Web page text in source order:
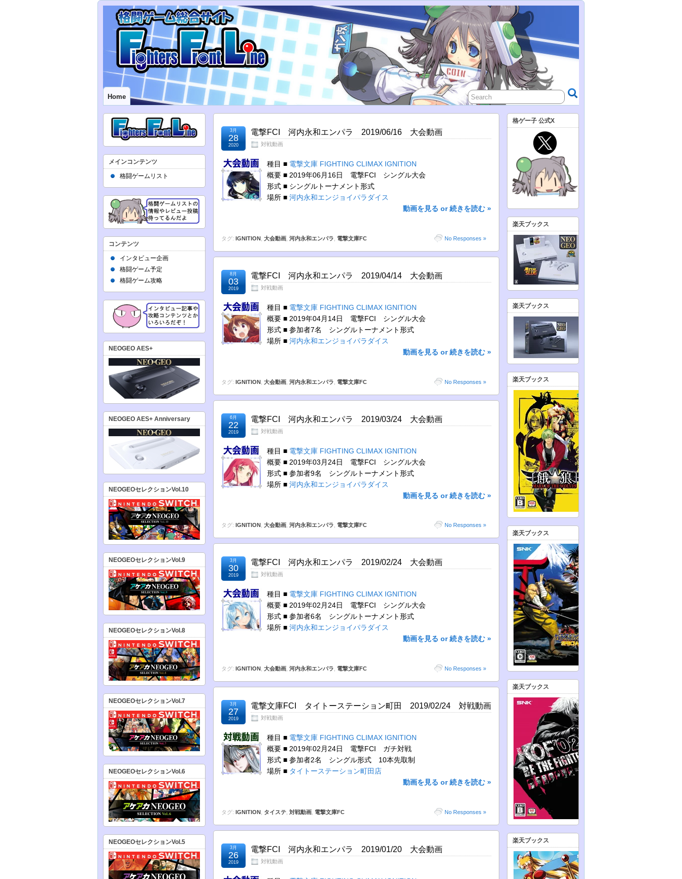
Home
電撃FCI 河内永和エンパラ 2019/06/16 大会動画
対戦動画
3月
28
2020
種目 ■ 電撃文庫 FIGHTING CLIMAX IGNITION
概要 ■ 2019年06月16日 電撃FCI シングル大会
形式 ■ シングルトーナメント形式
場所 ■ 河内永和エンジョイパラダイス
動画を見る or 続きを読む »
No Responses »
タグ: IGNITION 大会動画 河内永和エンパラ 電撃文庫FC
電撃FCI 河内永和エンパラ 2019/04/14 大会動画
対戦動画
8月
03
2019
種目 ■ 電撃文庫 FIGHTING CLIMAX IGNITION
概要 ■ 2019年04月14日 電撃FCI シングル大会
形式 ■ 参加者7名 シングルトーナメント形式
場所 ■ 河内永和エンジョイパラダイス
動画を見る or 続きを読む »
No Responses »
タグ: IGNITION 大会動画 河内永和エンパラ 電撃文庫FC
電撃FCI 河内永和エンパラ 2019/03/24 大会動画
対戦動画
6月
22
2019
種目 ■ 電撃文庫 FIGHTING CLIMAX IGNITION
概要 ■ 2019年03月24日 電撃FCI シングル大会
形式 ■ 参加者9名 シングルトーナメント形式
場所 ■ 河内永和エンジョイパラダイス
動画を見る or 続きを読む »
No Responses »
タグ: IGNITION 大会動画 河内永和エンパラ 電撃文庫FC
電撃FCI 河内永和エンパラ 2019/02/24 大会動画
対戦動画
3月
30
2019
種目 ■ 電撃文庫 FIGHTING CLIMAX IGNITION
概要 ■ 2019年02月24日 電撃FCI シングル大会
形式 ■ 参加者6名 シングルトーナメント形式
場所 ■ 河内永和エンジョイパラダイス
動画を見る or 続きを読む »
No Responses »
タグ: IGNITION 大会動画 河内永和エンパラ 電撃文庫FC
電撃文庫FCI タイトーステーション町田 2019/02/24 対戦動画
対戦動画
3月
27
2019
種目 ■ 電撃文庫 FIGHTING CLIMAX IGNITION
概要 ■ 2019年02月24日 電撃FCI ガチ対戦
形式 ■ 参加者2名 シングル形式 10本先取制
場所 ■ タイトーステーション町田店
動画を見る or 続きを読む »
No Responses »
タグ: IGNITION タイステ 対戦動画 電撃文庫FC
電撃FCI 河内永和エンパラ 2019/01/20 大会動画
対戦動画
3月
26
2019
メインコンテンツ
格闘ゲームリスト
コンテンツ
インタビュー企画
格闘ゲーム予定
格闘ゲーム攻略
NEOGEO AES+
NEOGEO AES+ Anniversary
NEOGEOセレクションVol.10
NEOGEOセレクションVol.9
NEOGEOセレクションVol.8
NEOGEOセレクションVol.7
NEOGEOセレクションVol.6
NEOGEOセレクションVol.5
格ゲー子 公式X
楽天ブックス
楽天ブックス
楽天ブックス
楽天ブックス
楽天ブックス
楽天ブックス